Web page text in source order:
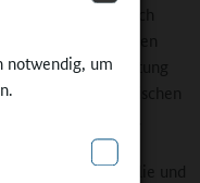
notwendig, um
Der Blick müsse sich
Familien
finanzielle Ausstattung
Beziehungen zwischen
Personal hervor.
rund um Familie und